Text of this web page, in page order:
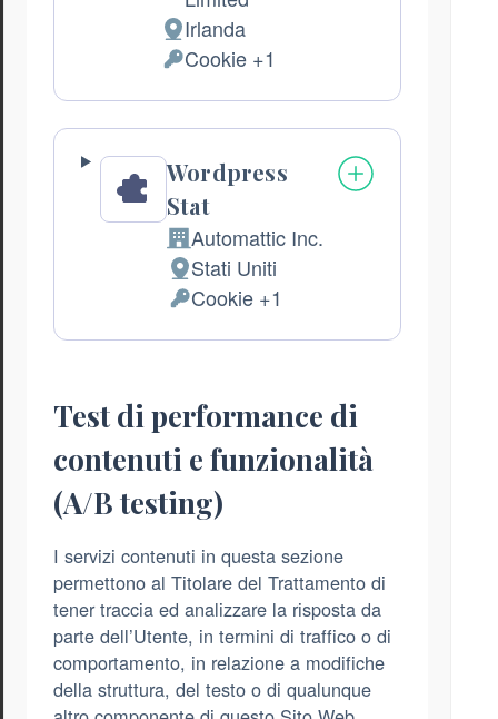
Luogo
del
trattamento:
Irlanda
Dati
Personali
trattati:
Cookie +1
Wordpress
Stat
Azienda:
Automattic Inc.
Luogo
del
trattamento:
Stati Uniti
Dati
Personali
Cookie +1
Test di performance di
contenuti e funzionalità
(A/B testing)
I servizi contenuti in questa sezione
permettono al Titolare del Trattamento di
tener traccia ed analizzare la risposta da
parte dell’Utente, in termini di traffico o di
comportamento, in relazione a modifiche
della struttura, del testo o di qualunque